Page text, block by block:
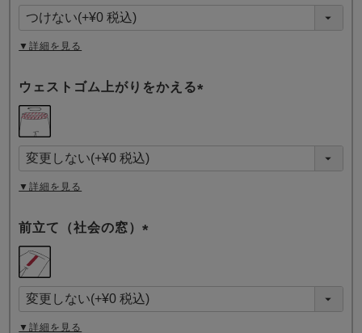
須
)
▼詳細を見る
ウェストゴム上がりをかえる
須
)
▼詳細を見る
前立て（社会の窓）
須
)
▼詳細を見る